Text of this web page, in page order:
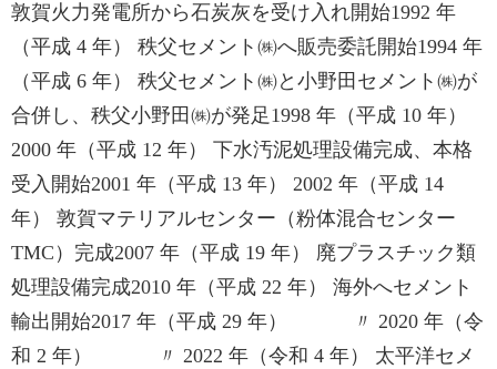
敦賀火力発電所から石炭灰を受け入れ開始1992 年
（平成 4 年） 秩父セメント㈱へ販売委託開始1994 年
（平成 6 年） 秩父セメント㈱と小野田セメント㈱が
合併し、秩父小野田㈱が発足1998 年（平成 10 年）
2000 年（平成 12 年） 下水汚泥処理設備完成、本格
受入開始2001 年（平成 13 年） 2002 年（平成 14
年） 敦賀マテリアルセンター（粉体混合センター
TMC）完成2007 年（平成 19 年） 廃プラスチック類
処理設備完成2010 年（平成 22 年） 海外へセメント
輸出開始2017 年（平成 29 年） 〃 2020 年（令
和 2 年） 〃 2022 年（令和 4 年） 太平洋セメ